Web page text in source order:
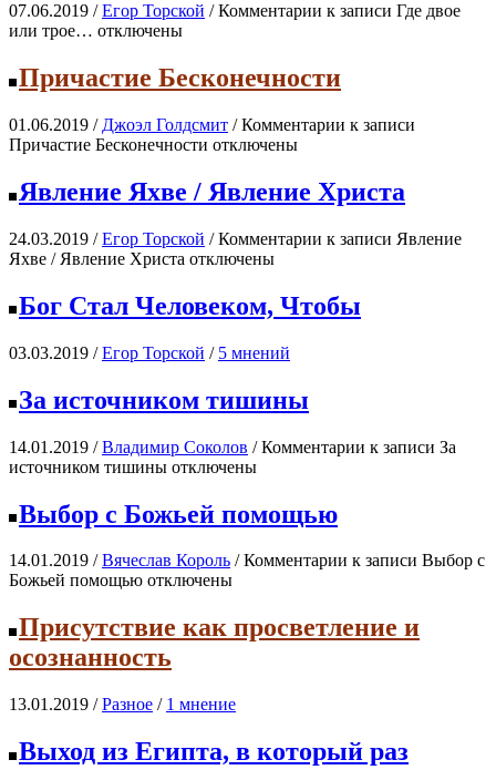
07.06.2019 /Егор Торской /Комментарии к записи Где двое
или трое… отключены
Причастие Бесконечности
01.06.2019 / Джоэл Голдсмит /Комментарии к записи
Причастие Бесконечности отключены
Явление Яхве / Явление Христа
24.03.2019 /Егор Topской /Комментарии к записи Явление
Яхве / Явление Христа отключены
Бог Стал Человеком, Чтобы
03.03.2019 /Егор Topской / 5 мнений
За источником тишины
14.01.2019 /Владимир Соколов /Комментарии к записи За
источником тишины отключены
Выбор с Божьей помощью
14.01.2019 /Вячеслав Король /Комментарии к записи Выбор с
Божьей помощью отключены
Присутствие как просветление и
осознанность
13.01.2019 /Разное / 1 мнение
Выход из Египта, в который раз